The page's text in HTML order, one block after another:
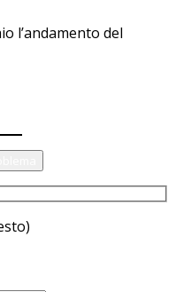
l’andamento del